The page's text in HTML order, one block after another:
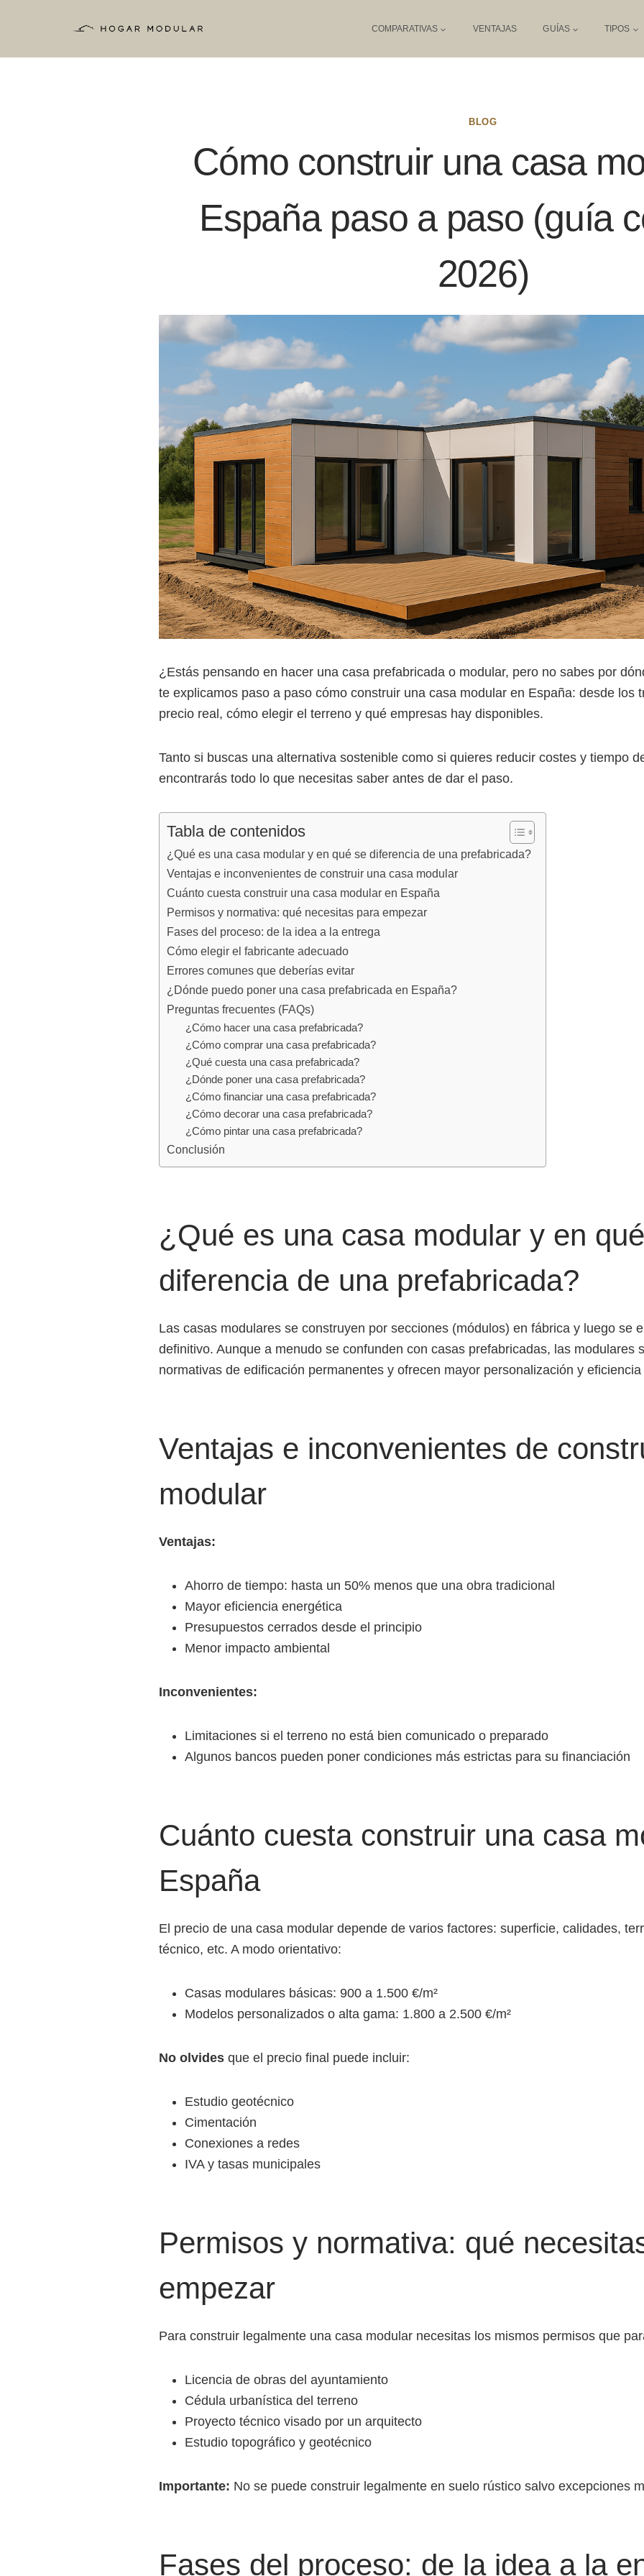
COMPARATIVAS VENTAJAS GUÍAS TIPOS
BLOG
Cómo construir una casa
España paso a paso (guía
2026)
¿Estás pensando en hacer una casa prefabricada o modular, pero no sabes por
te explicamos paso a paso cómo construir una casa modular en España: desde los
precio real, cómo elegir el terreno y qué empresas hay disponibles.
Tanto si buscas una alternativa sostenible como si quieres reducir costes y tiempo
encontrarás todo lo que necesitas saber antes de dar el paso.
Tabla de contenidos
¿Qué es una casa modular y en qué se diferencia de una prefabricada?
Ventajas e inconvenientes de construir una casa modular
Cuánto cuesta construir una casa modular en España
Permisos y normativa: qué necesitas para empezar
Fases del proceso: de la idea a la entrega
Cómo elegir el fabricante adecuado
Errores comunes que deberías evitar
¿Dónde puedo poner una casa prefabricada en España?
Preguntas frecuentes (FAQs)
¿Cómo hacer una casa prefabricada?
¿Cómo comprar una casa prefabricada?
¿Qué cuesta una casa prefabricada?
¿Dónde poner una casa prefabricada?
¿Cómo financiar una casa prefabricada?
¿Cómo decorar una casa prefabricada?
¿Cómo pintar una casa prefabricada?
Conclusión
¿Qué es una casa modular y en
diferencia de una prefabricada?
Las casas modulares se construyen por secciones (módulos) en fábrica y luego se
definitivo. Aunque a menudo se confunden con casas prefabricadas, las modulares
normativas de edificación permanentes y ofrecen mayor personalización y
Ventajas e inconvenientes de
modular
Ventajas:
Ahorro de tiempo: hasta un 50% menos que una obra tradicional
Mayor eficiencia energética
Presupuestos cerrados desde el principio
Menor impacto ambiental
Inconvenientes:
Limitaciones si el terreno no está bien comunicado o preparado
Algunos bancos pueden poner condiciones más estrictas para su financiación
Cuánto cuesta construir una casa
España
El precio de una casa modular depende de varios factores: superficie, calidades,
técnico, etc. A modo orientativo:
Casas modulares básicas: 900 a 1.500 €/m²
Modelos personalizados o alta gama: 1.800 a 2.500 €/m²
No olvides que el precio final puede incluir:
Estudio geotécnico
Cimentación
Conexiones a redes
IVA y tasas municipales
Permisos y normativa: qué
empezar
Para construir legalmente una casa modular necesitas los mismos permisos que
Licencia de obras del ayuntamiento
Cédula urbanística del terreno
Proyecto técnico visado por un arquitecto
Estudio topográfico y geotécnico
Importante: No se puede construir legalmente en suelo rústico salvo excepciones
Fases del proceso: de la idea a la